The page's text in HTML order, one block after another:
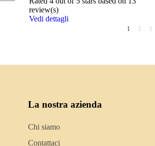
review(s)
Vedi dettagli
1 2 3
La nostra azienda
Chi siamo
Contattaci